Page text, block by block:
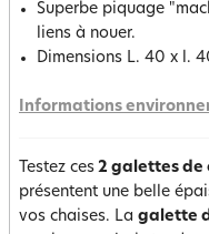
Superbe piquage
liens à nouer.
Dimensions L. 40 x l.
Informations
Testez ces 2 galettes de
présentent une belle
vos chaises. La galette